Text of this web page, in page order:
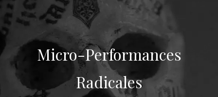
Micro-Performances
Radicales